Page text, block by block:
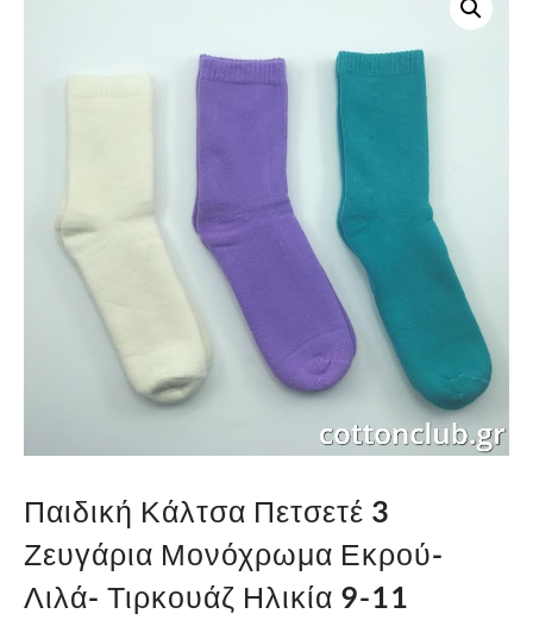
Παιδική Κάλτσα Πετσετέ 3
Ζευγάρια Μονόχρωμα Εκρού-
Λιλά- Τιρκουάζ Ηλικία 9-11